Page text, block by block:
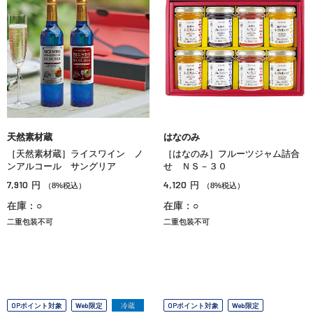
天然素材蔵
［天然素材蔵］ライスワイン ノ
ンアルコール サングリア
7,910 円 （8%税込）
在庫：○
二重包装不可
はなのみ
［はなのみ］フルーツジャム詰合
せ ＮＳ－３０
4,120 円 （8%税込）
在庫：○
二重包装不可
OPポイント対象 Web限定 冷蔵 OPポイント対象 Web限定